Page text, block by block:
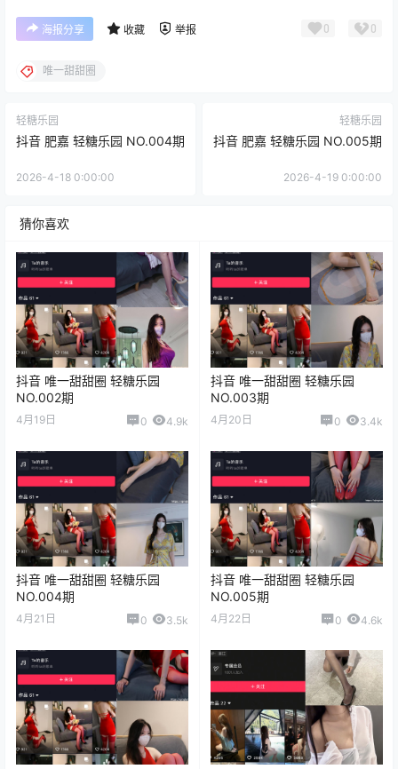
海报分享 收藏 举报 0 0
唯一甜甜圈
轻糖乐园
抖音 肥嘉 轻糖乐园 NO.004期
2026-4-18 0:00:00
轻糖乐园
抖音 肥嘉 轻糖乐园 NO.005期
2026-4-19 0:00:00
猜你喜欢
抖音 唯一甜甜圈 轻糖乐园
NO.002期
4月19日 0 4.9k
抖音 唯一甜甜圈 轻糖乐园
NO.003期
4月20日 0 3.4k
抖音 唯一甜甜圈 轻糖乐园
NO.004期
4月21日 0 3.5k
抖音 唯一甜甜圈 轻糖乐园
NO.005期
4月22日 0 4.6k